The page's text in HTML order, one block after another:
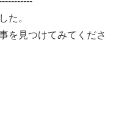
た。
を見つけてみてくださ